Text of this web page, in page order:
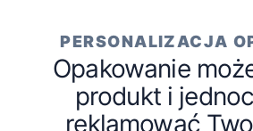
PERSONALIZACJA
Opakowanie
produkt i
reklamować